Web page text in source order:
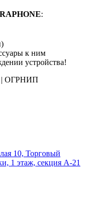
:
к ним
устройства!
| ОГРНИП
10, Торговый
1 этаж, секция А-21